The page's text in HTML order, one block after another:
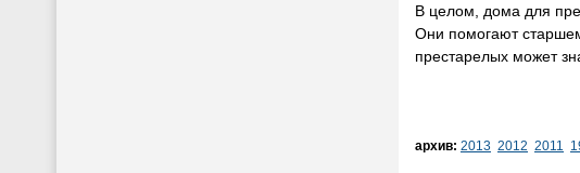
В целом, дома для
Они помогают
престарелых может
архив: 2013 2012 2011